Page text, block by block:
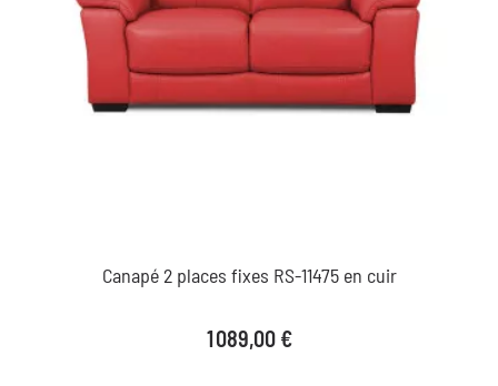
Canapé 2 places fixes RS-11475 en cuir
Prix
1 089,00 €